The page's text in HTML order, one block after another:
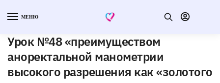
МЕНЮ
Урок №48 «преимуществом
аноректальной манометрии
высокого разрешения как «золотого